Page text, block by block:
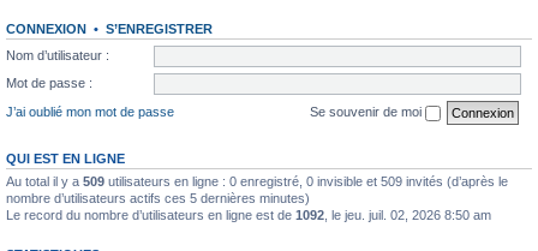
CONNEXION • S’ENREGISTRER
Nom d’utilisateur :
Mot de passe :
J’ai oublié mon mot de passe
Se souvenir de moi
QUI EST EN LIGNE
Au total il y a 509 utilisateurs en ligne : 0 enregistré, 0 invisible et 509 invités (d’après le
nombre d’utilisateurs actifs ces 5 dernières minutes)
Le record du nombre d’utilisateurs en ligne est de 1092 , le jeu. juil. 02, 2026 8:50 am